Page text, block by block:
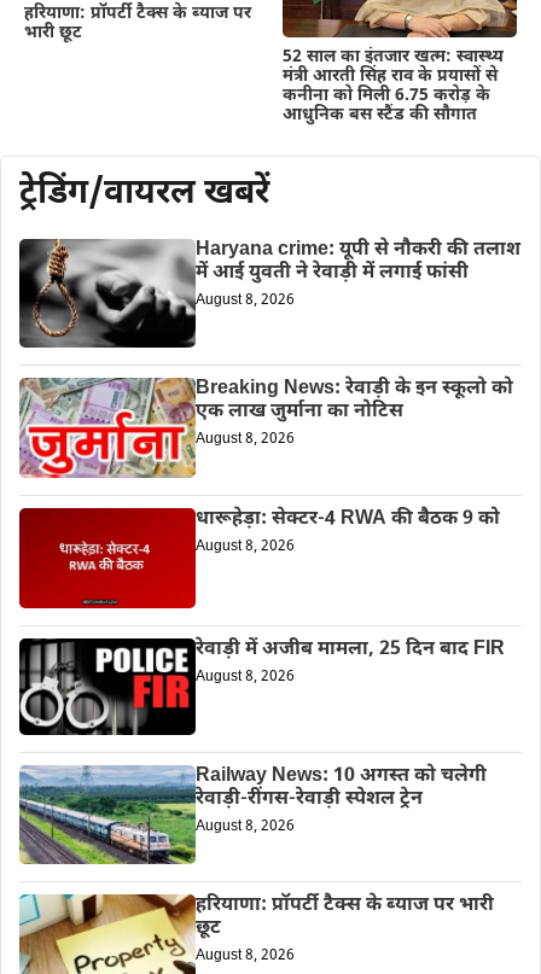
हरियाणा: प्रॉपर्टी टैक्स के ब्याज पर
भारी छूट
52 साल का इंतजार खत्म: स्वास्थ्य
मंत्री आरती सिंह राव के प्रयासों से
कनीना को मिली 6.75 करोड़ के
आधुनिक बस स्टैंड की सौगात
ट्रेडिंग/वायरल खबरें
Haryana crime: यूपी से नौकरी की तलाश
में आई युवती ने रेवाड़ी में लगाई फांसी
August 8, 2026
Breaking News: रेवाड़ी के इन स्कूलो को
एक लाख जुर्माना का नोटिस
August 8, 2026
धारूहेड़ा: सेक्टर-4 RWA की बैठक 9 को
August 8, 2026
रेवाड़ी में अजीब मामला, 25 दिन बाद FIR
August 8, 2026
Railway News: 10 अगस्त को चलेगी
रेवाड़ी-रींगस-रेवाड़ी स्पेशल ट्रेन
August 8, 2026
हरियाणा: प्रॉपर्टी टैक्स के ब्याज पर भारी
छूट
August 8, 2026